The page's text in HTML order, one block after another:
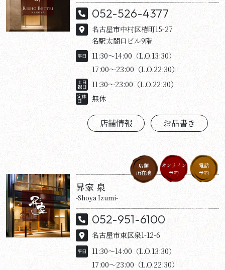
052-526-4377
名古屋市中村区椿町15-27
名駅太閤口ビル9階
11:30～14:00（L.O.13:30）
17:00～23:00（L.O.22:30）
11:30～23:00（L.O.22:30）
無休
店舗情報 お品書き
昇家 泉
-Shoya Izumi-
店舗
所在地
オンライン
予約
電話
予約
052-951-6100
名古屋市東区泉1-12-6
11:30～14:00（L.O.13:30）
17:00～23:00（L.O.22:30）